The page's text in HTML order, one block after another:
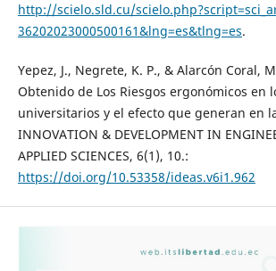
http://scielo.sld.cu/
36202023000500161&lng=es&tlng=es.
Yepez, J., Negrete, K. P., & Alarcón Coral,
Obtenido de Los Riesgos ergonómicos en
universitarios y el efecto que generan en
INNOVATION & DEVELOPMENT IN
APPLIED SCIENCES, 6(1), 10.:
https://doi.org/10.53358/ideas.v6i1.962